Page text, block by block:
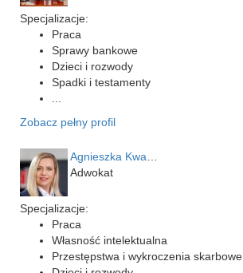
Specjalizacje:
Praca
Sprawy bankowe
Dzieci i rozwody
Spadki i testamenty
Zobacz pełny profil
Adwokat
Specjalizacje:
Praca
Własność intelektualna
Przestępstwa i wykroczenia skarbowe